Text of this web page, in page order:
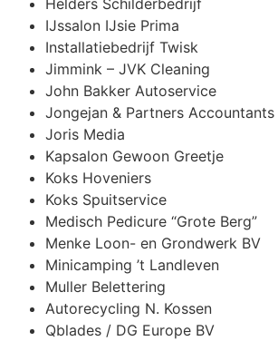
Helders Schilderbedrijf
IJssalon IJsie Prima
Installatiebedrijf Twisk
Jimmink – JVK Cleaning
John Bakker Autoservice
Jongejan & Partners Accountants
Joris Media
Kapsalon Gewoon Greetje
Koks Hoveniers
Koks Spuitservice
Medisch Pedicure “Grote Berg”
Menke Loon- en Grondwerk BV
Minicamping ’t Landleven
Muller Belettering
Autorecycling N. Kossen
Qblades / DG Europe BV